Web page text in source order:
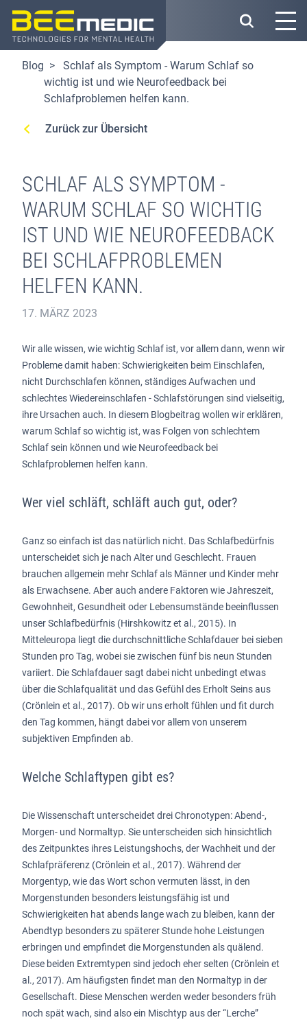
Direkt
zum
Inhalt
Blog
Schlaf als Symptom - Warum Schlaf so
wichtig ist und wie Neurofeedback bei
Schlafproblemen helfen kann.
Zurück zur Übersicht
SCHLAF ALS SYMPTOM -
WARUM SCHLAF SO WICHTIG
IST UND WIE NEUROFEEDBACK
BEI SCHLAFPROBLEMEN
HELFEN KANN.
17. MÄRZ 2023
Wir alle wissen, wie wichtig Schlaf ist, vor allem dann, wenn wir
Probleme damit haben: Schwierigkeiten beim Einschlafen,
nicht Durchschlafen können, ständiges Aufwachen und
schlechtes Wiedereinschlafen - Schlafstörungen sind vielseitig,
ihre Ursachen auch. In diesem Blogbeitrag wollen wir erklären,
warum Schlaf so wichtig ist, was Folgen von schlechtem
Schlaf sein können und wie Neurofeedback bei
Schlafproblemen helfen kann.
Wer viel schläft, schläft auch gut, oder?
Ganz so einfach ist das natürlich nicht. Das Schlafbedürfnis
unterscheidet sich je nach Alter und Geschlecht. Frauen
brauchen allgemein mehr Schlaf als Männer und Kinder mehr
als Erwachsene. Aber auch andere Faktoren wie Jahreszeit,
Gewohnheit, Gesundheit oder Lebensumstände beeinflussen
unser Schlafbedürfnis (Hirshkowitz et al., 2015). In
Mitteleuropa liegt die durchschnittliche Schlafdauer bei sieben
Stunden pro Tag, wobei sie zwischen fünf bis neun Stunden
variiert. Die Schlafdauer sagt dabei nicht unbedingt etwas
über die Schlafqualität und das Gefühl des Erholt Seins aus
(Crönlein et al., 2017). Ob wir uns erholt fühlen und fit durch
den Tag kommen, hängt dabei vor allem von unserem
subjektiven Empfinden ab.
Welche Schlaftypen gibt es?
Die Wissenschaft unterscheidet drei Chronotypen: Abend-,
Morgen- und Normaltyp. Sie unterscheiden sich hinsichtlich
des Zeitpunktes ihres Leistungshochs, der Wachheit und der
Schlafpräferenz (Crönlein et al., 2017). Während der
Morgentyp, wie das Wort schon vermuten lässt, in den
Morgenstunden besonders leistungsfähig ist und
Schwierigkeiten hat abends lange wach zu bleiben, kann der
Abendtyp besonders zu späterer Stunde hohe Leistungen
erbringen und empfindet die Morgenstunden als quälend.
Diese beiden Extremtypen sind jedoch eher selten (Crönlein et
al., 2017). Am häufigsten findet man den Normaltyp in der
Gesellschaft. Diese Menschen werden weder besonders früh
noch spät wach, sind also ein Mischtyp aus der “Lerche”